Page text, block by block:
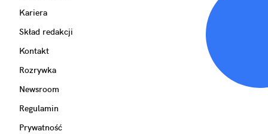
Kariera
Skład redakcji
Kontakt
Rozrywka
Newsroom
Regulamin
Prywatność